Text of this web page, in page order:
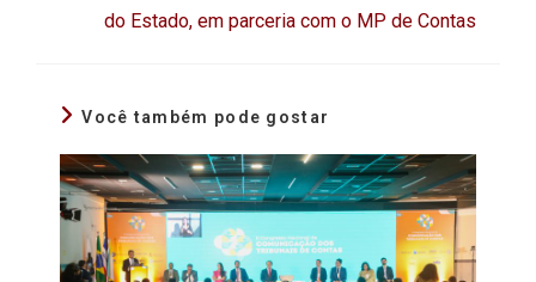
do Estado, em parceria com o MP de Contas
Você também pode gostar